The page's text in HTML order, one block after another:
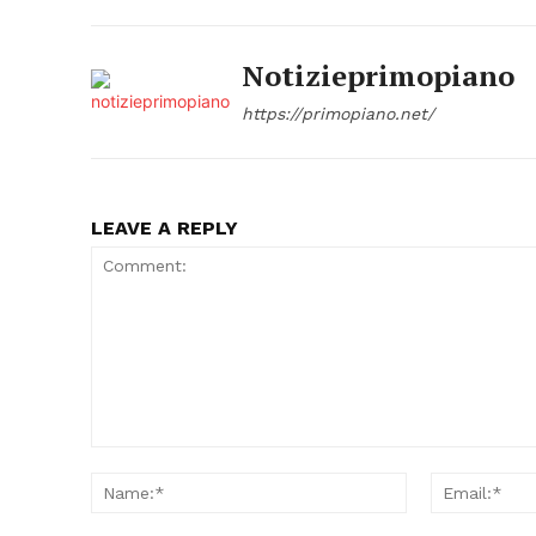
Notizieprimopiano
https://primopiano.net/
LEAVE A REPLY
Name:*